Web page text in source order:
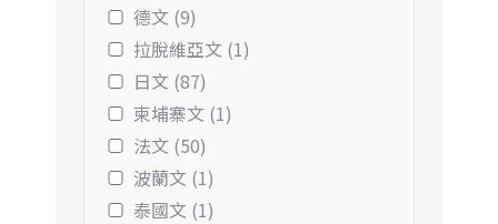
德文 (9)
拉脫維亞文 (1)
日文 (87)
柬埔寨文 (1)
法文 (50)
波蘭文 (1)
泰國文 (1)